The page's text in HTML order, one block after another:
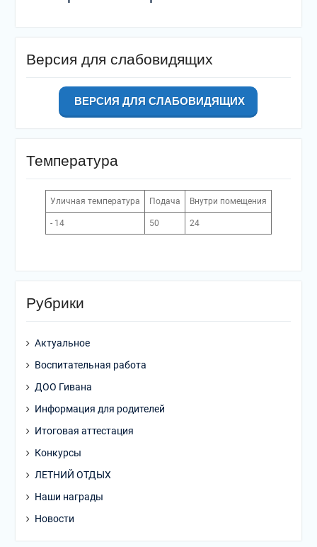
Версия для слабовидящих
ВЕРСИЯ ДЛЯ СЛАБОВИДЯЩИХ
Температура
Уличная температура Подача Внутри помещения
- 14 50 24
Рубрики
Актуальное
Воспитательная работа
ДОО Гивана
Информация для родителей
Итоговая аттестация
Конкурсы
ЛЕТНИЙ ОТДЫХ
Наши награды
Новости